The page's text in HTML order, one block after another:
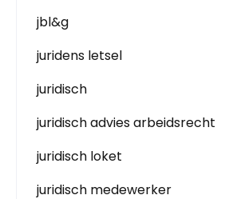
jbl&g
juridens letsel
juridisch
juridisch advies arbeidsrecht
juridisch loket
juridisch medewerker